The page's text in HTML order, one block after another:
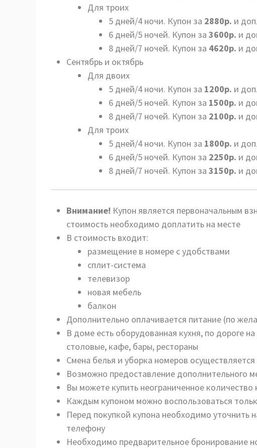
Для троих
5 дней/4 ночи. Купон за 2880р. и
6 дней/5 ночей. Купон за 3600р. и
8 дней/7 ночей. Купон за 4620р. и
Сентябрь и октябрь
Для двоих
5 дней/4 ночи. Купон за 1200р. и
6 дней/5 ночей. Купон за 1500р. и
8 дней/7 ночей. Купон за 2100р. и
Для троих
5 дней/4 ночи. Купон за 1800р. и
6 дней/5 ночей. Купон за 2250р. и
8 дней/7 ночей. Купон за 3150р. и
Внимание! Купон является первоначальным
стоимость необходимо доплатить на месте
В стоимость входит:
размещение в номере с удобствами
сплит-система
телевизор
новая мебель
балкон
Дополнительно оплачивается питание (по
В доме есть оборудованная кухня, по дороге
столовые, кафе, бары, рестораны
Смена белья и уборка номеров
Возможно предоставление дополнительного
Вы можете купить неограниченное
Каждым купоном можно воспользоваться
Перед покупкой купона необходимо уточнить
телефону
Необходимо предварительное бронирование